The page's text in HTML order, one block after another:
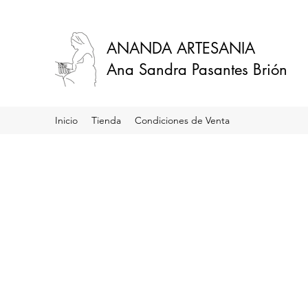
ANANDA ARTESANIA
Ana Sandra Pasantes Brión
Inicio Tienda Condiciones de Venta